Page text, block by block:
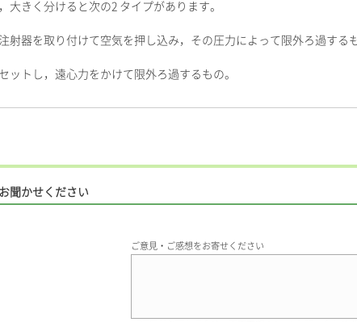
大きく分けると次の2 タイプがあります。
器を取り付けて空気を押し込み，その圧力によって限外ろ過するも
トし，遠心力をかけて限外ろ過するもの。
聞かせください
ご意見・ご感想をお寄せください